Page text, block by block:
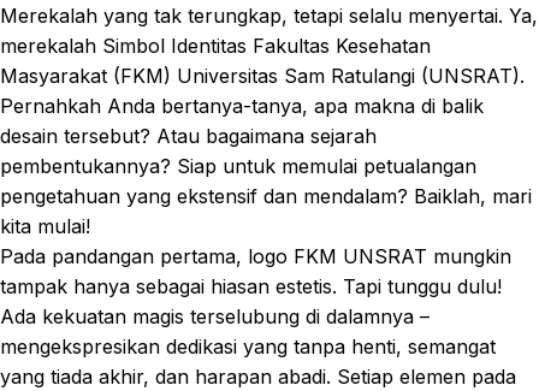
Merekalah yang tak terungkap, tetapi selalu menyertai. Ya,
merekalah Simbol Identitas Fakultas Kesehatan
Masyarakat (FKM) Universitas Sam Ratulangi (UNSRAT).
Pernahkah Anda bertanya-tanya, apa makna di balik
desain tersebut? Atau bagaimana sejarah
pembentukannya? Siap untuk memulai petualangan
pengetahuan yang ekstensif dan mendalam? Baiklah, mari
kita mulai!
Pada pandangan pertama, logo FKM UNSRAT mungkin
tampak hanya sebagai hiasan estetis. Tapi tunggu dulu!
Ada kekuatan magis terselubung di dalamnya –
mengekspresikan dedikasi yang tanpa henti, semangat
yang tiada akhir, dan harapan abadi. Setiap elemen pada